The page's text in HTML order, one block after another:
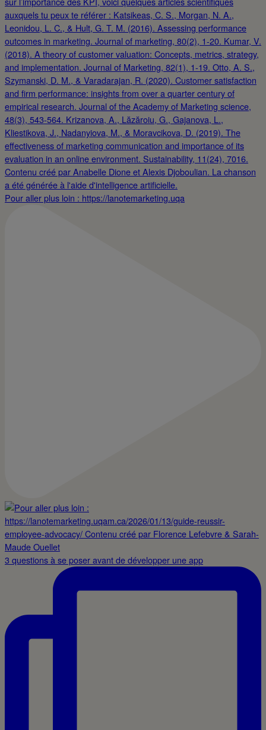
Pour aller plus loin : https://lanotemarketing.uqa
3 questions à se poser avant de développer une app